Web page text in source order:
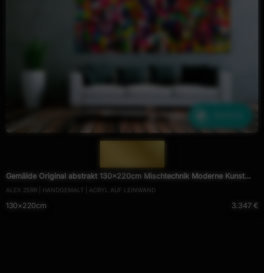
Gemälde Original abstrakt 130x220cm Mischtechnik Moderne Kunst
handgemalt Mischtechnik bunt schwarz rot Einzelstück
ALEX ZERR | HANDGEMALT | ACRYL AUF LEINWAND
130×220cm 3.347 €